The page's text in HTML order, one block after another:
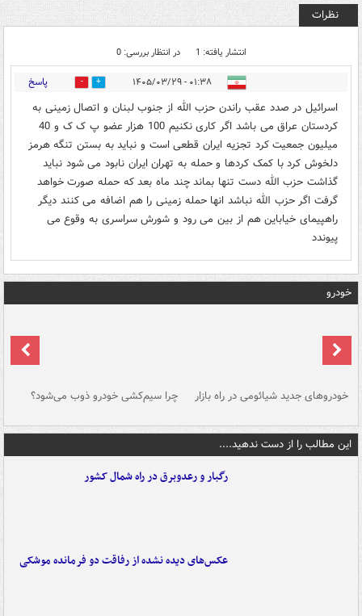
نظرات
انتشار یافته: 1 در انتظار بررسی: 0
۰۱:۳۸ - ۱۴۰۵/۰۳/۲۹ 0 پاسخ
اسرائیل در صدد عقب راندن حزب الله از جنوب لبنان و اتصال زمینی به
کردستان عراق می باشد اگر کاری نکنیم 100 هزار عضو پ ک ک و 40
میلیون جمعیت کرد تجزیه ایران قطعی است و نباید به بستن تنگه هرمز
دلخوش کرد با کمک کردها و حمله به تهران ایران نابود می شود نباید
گذاشت حزب الله دست تنها بماند چند ماه بعد که حمله صورت خواهد
گرفت اگر حزب الله نباشد انها حمله زمینی را هم اضافه می کنند دیگر
راهپیمای خیاباین هم از بین می رود و شورش سراسری به وقوع می
پیوندد
خودرو
خودروهای جدید شیائومی در راه بازار چرا سیم‌کشی خودرو ذوب می‌شود؟
این مطالب را از دست ندهید....
رگبار و رعدوبرق در راه شمال کشور
عکس‌های دیده نشده از رفاقت دو فرمانده‌ موشکی